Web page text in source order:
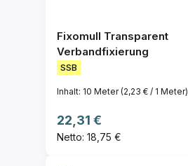
Fixomull Transparent
Verbandfixierung
SSB
Inhalt: 10 Meter(2,23 € / 1 Meter)
Regulärer Preis:
22,31 €
Netto: 18,75 €